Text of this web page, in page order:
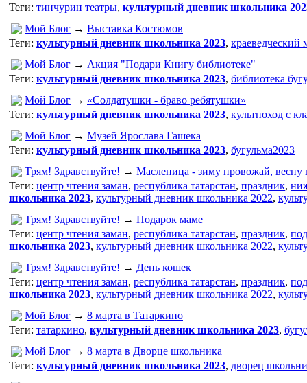
Теги: тинчурин театры, культурный дневник школьника
Мой Блог → Выставка Костюмов
Теги: культурный дневник школьника 2023, краеведческий
Мой Блог → Акция "Подари Книгу библиотеке"
Теги: культурный дневник школьника 2023, библиотека
Мой Блог → «Солдатушки - браво ребятушки»
Теги: культурный дневник школьника 2023, культпоход с
Мой Блог → Музей Ярослава Гашека
Теги: культурный дневник школьника 2023, бугульма2023
Трям! Здравствуйте! → Масленица - зиму провожай, весну
Теги: центр чтения заман, республика татарстан, праздник,
школьника 2023, культурный дневник школьника 2022,
Трям! Здравствуйте! → Подарок маме
Теги: центр чтения заман, республика татарстан, праздник,
школьника 2023, культурный дневник школьника 2022,
Трям! Здравствуйте! → День кошек
Теги: центр чтения заман, республика татарстан, праздник,
школьника 2023, культурный дневник школьника 2022,
Мой Блог → 8 марта в Татаркино
Теги: татаркино, культурный дневник школьника 2023,
Мой Блог → 8 марта в Дворце школьника
Теги: культурный дневник школьника 2023, дворец